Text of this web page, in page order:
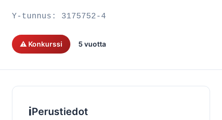
Y-tunnus: 3175752-4
⚠️ Konkurssi 5 vuotta
ℹ️Perustiedot